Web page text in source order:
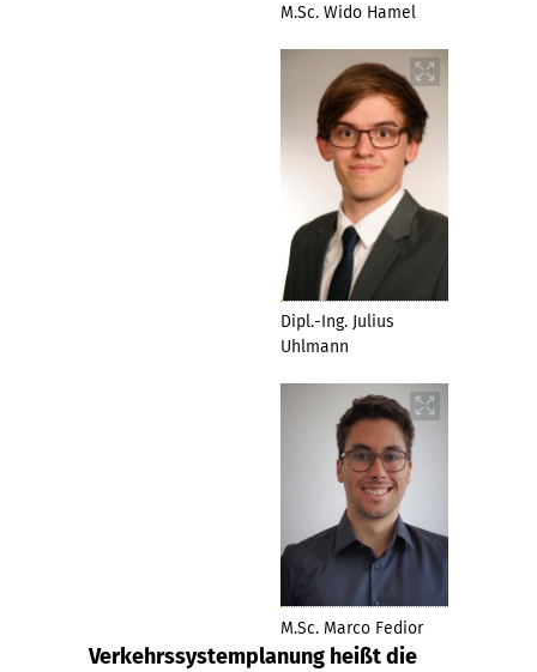
M.Sc. Wido Hamel
Dipl.-Ing. Julius
Uhlmann
M.Sc. Marco Fedior
Verkehrssystemplanung heißt die